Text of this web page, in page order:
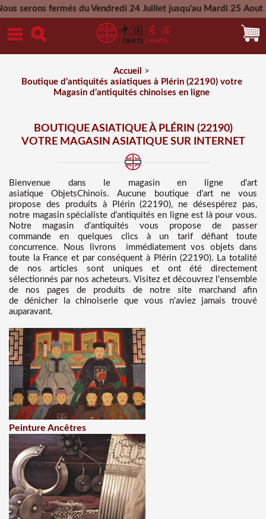
fermés du Vendredi 24 Juillet jusqu'au Mardi 25 Aout 2026 -
Mercredi 26 Aout 2026
Accueil
>
Boutique d’antiquités asiatiques à Plérin (22190) votre
Magasin d’antiquités chinoises en ligne
BOUTIQUE ASIATIQUE À PLÉRIN (22190)
VOTRE MAGASIN ASIATIQUE SUR INTERNET
Bienvenue dans
le magasin en ligne d’art
asiatiqueObjetsChinois. Aucune boutique d’art ne vous
propose des produits à Plérin (22190), ne désespérez pas,
notre magasin spécialiste d’antiquités en ligne est là pour vous.
Notre magasin d’antiquités vous propose de passer
commande en quelques clics à un tarif défiant toute
concurrence. Nous
livrons immédiatement vos objets dans
toute la France et par conséquent à Plérin (22190). La totalité
de nos articles sont uniques et ont été directement
sélectionnés par nos acheteurs. Visitez et découvrez l'ensemble
de nos pages de produits de notre site marchand afin
de dénicher la chinoiserie que vous n'aviez jamais trouvé
auparavant.
Peinture Ancêtres